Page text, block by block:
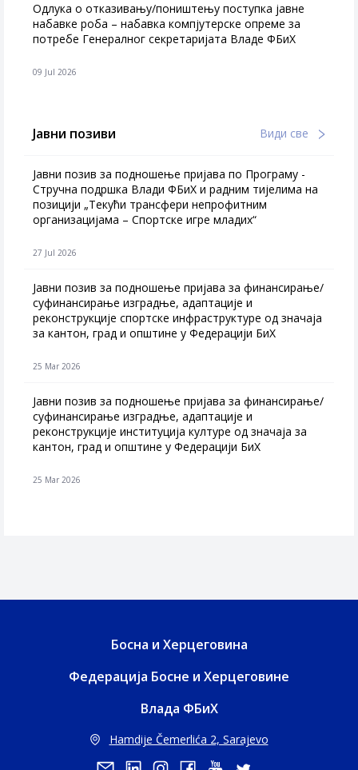
Одлука о отказивању/поништењу поступка јавне
набавке роба – набавка компјутерске опреме за
потребе Генералног секретаријата Владе ФБиХ
09 Jul 2026
Јавни позиви Види све
Јавни позив за подношење пријава по Програму -
Стручна подршка Влади ФБиХ и радним тијелима на
позицији „Текући трансфери непрофитним
организацијама – Спортске игре младих“
27 Jul 2026
Jавни позив за подношење пријава за финансирање/
суфинансирање изградње, адаптације и
реконструкције спортске инфраструктуре од значаја
за кантон, град и општине у Федерацији БиХ
25 Mar 2026
Јавни позив за подношење пријава за финансирање/
суфинансирање изградње, адаптације и
реконструкције институција културе од значаја за
кантон, град и општине у Федерацији БиХ
25 Mar 2026
Босна и Херцеговина
Федерација Босне и Херцеговине
Влада ФБиХ
Hamdije Čemerlića 2, Sarajevo